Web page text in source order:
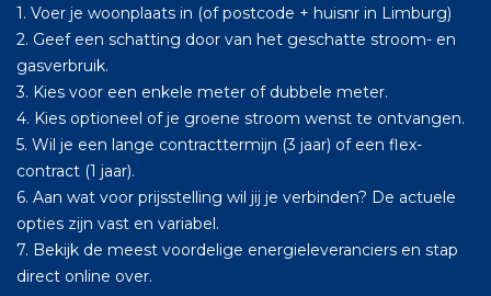
1. Voer je woonplaats in (of postcode + huisnr in Limburg)
2. Geef een schatting door van het geschatte stroom- en
gasverbruik.
3. Kies voor een enkele meter of dubbele meter.
4. Kies optioneel of je groene stroom wenst te ontvangen.
5. Wil je een lange contracttermijn (3 jaar) of een flex-
contract (1 jaar).
6. Aan wat voor prijsstelling wil jij je verbinden? De actuele
opties zijn vast en variabel.
7. Bekijk de meest voordelige energieleveranciers en stap
direct online over.